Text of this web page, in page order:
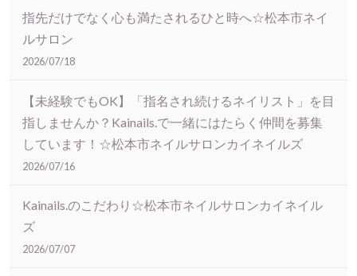
指先だけでなく心も満たされるひと時へ☆松本市ネイ
ルサロン
2026/07/18
【未経験でもOK】「指名され続けるネイリスト」を目
指しませんか？Kainails.で一緒にはたらく仲間を募集
しています！☆松本市ネイルサロンカイネイルズ
2026/07/16
Kainails.のこだわり☆松本市ネイルサロンカイネイル
ズ
2026/07/07